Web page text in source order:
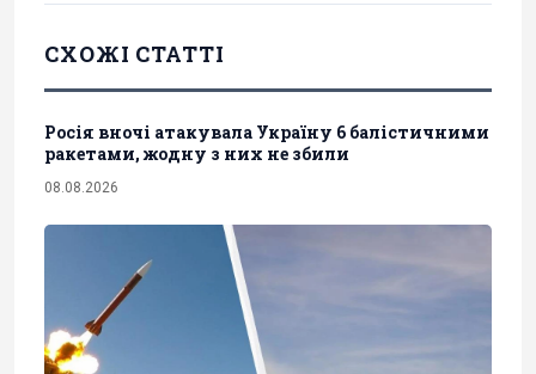
СХОЖІ СТАТТІ
Росія вночі атакувала Україну 6 балістичними
ракетами, жодну з них не збили
08.08.2026